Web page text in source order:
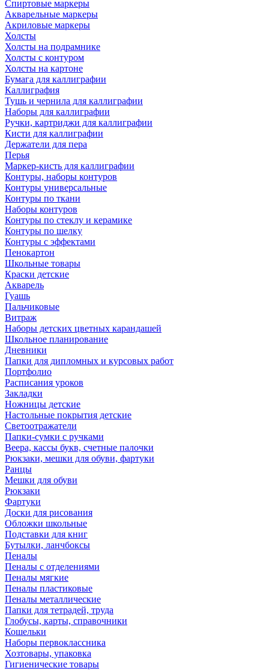
Спиртовые маркеры
Акварельные маркеры
Акриловые маркеры
Холсты
Холсты на подрамнике
Холсты с контуром
Холсты на картоне
Бумага для каллиграфии
Каллиграфия
Тушь и чернила для каллиграфии
Наборы для каллиграфии
Ручки, картриджи для каллиграфии
Кисти для каллиграфии
Держатели для пера
Перья
Маркер-кисть для каллиграфии
Контуры, наборы контуров
Контуры универсальные
Контуры по ткани
Наборы контуров
Контуры по стеклу и керамике
Контуры по шелку
Контуры с эффектами
Пенокартон
Школьные товары
Краски детские
Акварель
Гуашь
Пальчиковые
Витраж
Наборы детских цветных карандашей
Школьное планирование
Дневники
Папки для дипломных и курсовых работ
Портфолио
Расписания уроков
Закладки
Ножницы детские
Настольные покрытия детские
Светоотражатели
Папки-сумки с ручками
Веера, кассы букв, счетные палочки
Рюкзаки, мешки для обуви, фартуки
Ранцы
Мешки для обуви
Рюкзаки
Фартуки
Доски для рисования
Обложки школьные
Подставки для книг
Бутылки, ланчбоксы
Пеналы
Пеналы с отделениями
Пеналы мягкие
Пеналы пластиковые
Пеналы металлические
Папки для тетрадей, труда
Глобусы, карты, справочники
Кошельки
Наборы первоклассника
Хозтовары, упаковка
Гигиенические товары